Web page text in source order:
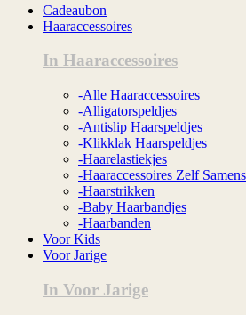
Cadeaubon
Haaraccessoires
In Haaraccessoires
-Alle Haaraccessoires
-Alligatorspeldjes
-Antislip Haarspeldjes
-Klikklak Haarspeldjes
-Haarelastiekjes
-Haaraccessoires Zelf
-Haarstrikken
-Baby Haarbandjes
-Haarbanden
Voor Kids
Voor Jarige
In Voor Jarige